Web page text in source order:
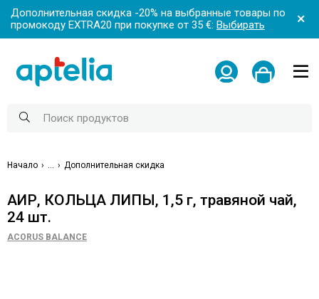
Дополнительная скидка -20% на выбранные товары по
промокоду EXTRA20 при покупке от 35 €: Выбирать
Начало Дополнительная скидка
АИР, КОЛЬЦА ЛИПЫ, 1,5 г, травяной чай,
24 шт.
ACORUS BALANCE